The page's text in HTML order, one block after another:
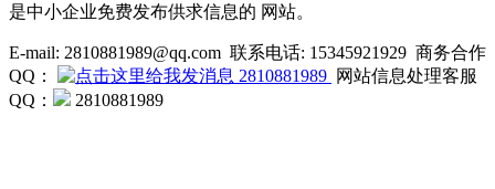
是中小企业免费发布供求信息的 网站。
E-mail: 2810881989@qq.com 联系电话: 15345921929 商务合作
QQ：
2810881989 网站信息处理客服
QQ：
2810881989